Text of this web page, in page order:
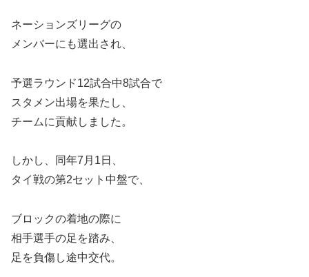
ネーションズリーグの
メンバーにも選出され、
予選ラウンド12試合中8試合で
スタメン出場を果たし、
チームに貢献しました。
しかし、同年7月1日、
タイ戦の第2セット中盤で、
ブロックの着地の際に
相手選手の足を踏み、
足を負傷し途中交代。